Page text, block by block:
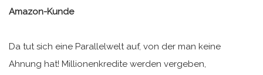
Amazon-Kunde
Da tut sich eine Parallelwelt auf, von der man keine
Ahnung hat! Millionenkredite werden vergeben,